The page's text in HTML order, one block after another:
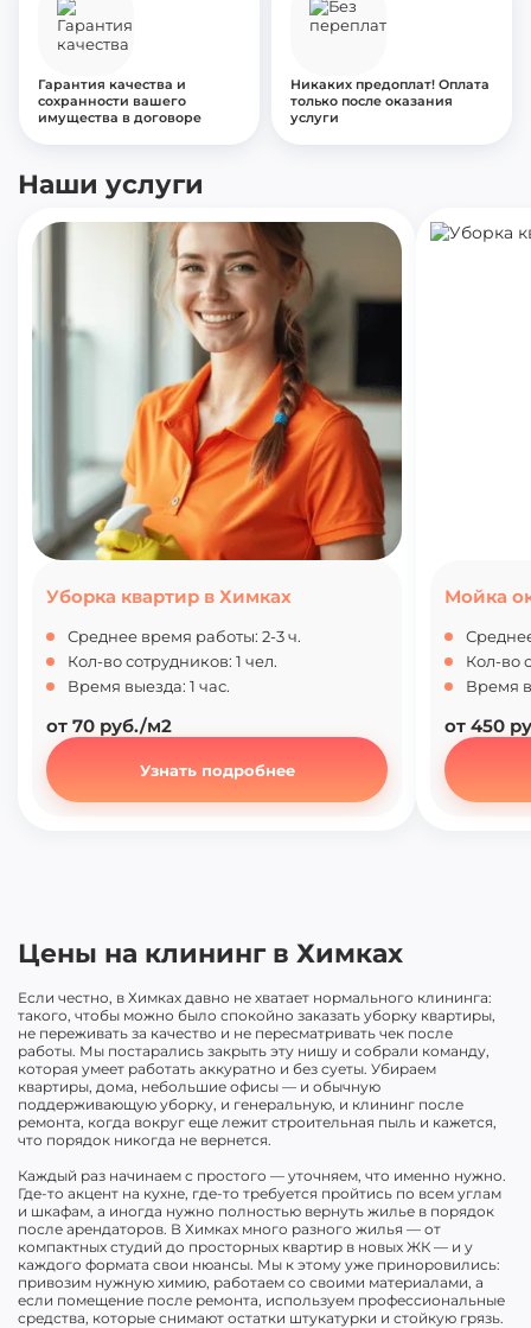
Гарантия качества и
сохранности вашего
имущества в договоре
Никаких предоплат! Оплата
только после оказания
услуги
Наши услуги
Уборка квартир в Химках
Среднее время работы: 2-3 ч.
Кол-во сотрудников: 1 чел.
Время выезда: 1 час.
от 70 руб./м2
Узнать подробнее
Мойка
Кол-во
Время
от 450
Цены на клининг в Химках
Если честно, в Химках давно не хватает нормального клининга:
такого, чтобы можно было спокойно заказать уборку квартиры,
не переживать за качество и не пересматривать чек после
работы. Мы постарались закрыть эту нишу и собрали команду,
которая умеет работать аккуратно и без суеты. Убираем
квартиры, дома, небольшие офисы — и обычную
поддерживающую уборку, и генеральную, и клининг после
ремонта, когда вокруг еще лежит строительная пыль и кажется,
что порядок никогда не вернется.
Каждый раз начинаем с простого — уточняем, что именно нужно.
Где-то акцент на кухне, где-то требуется пройтись по всем углам
и шкафам, а иногда нужно полностью вернуть жилье в порядок
после арендаторов. В Химках много разного жилья — от
компактных студий до просторных квартир в новых ЖК — и у
каждого формата свои нюансы. Мы к этому уже приноровились:
привозим нужную химию, работаем со своими материалами, а
если помещение после ремонта, используем профессиональные
средства, которые снимают остатки штукатурки и стойкую грязь.